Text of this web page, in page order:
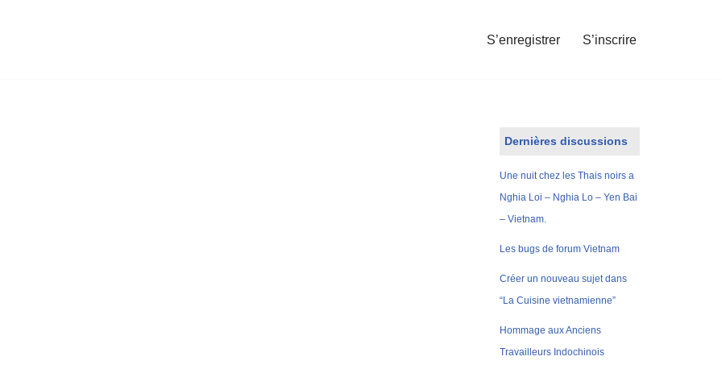
S’enregistrer S’inscrire
Dernières discussions
Une nuit chez les Thais noirs a
Nghia Loi – Nghia Lo – Yen Bai
– Vietnam.
Les bugs de forum Vietnam
Créer un nouveau sujet dans
“La Cuisine vietnamienne”
Hommage aux Anciens
Travailleurs Indochinois